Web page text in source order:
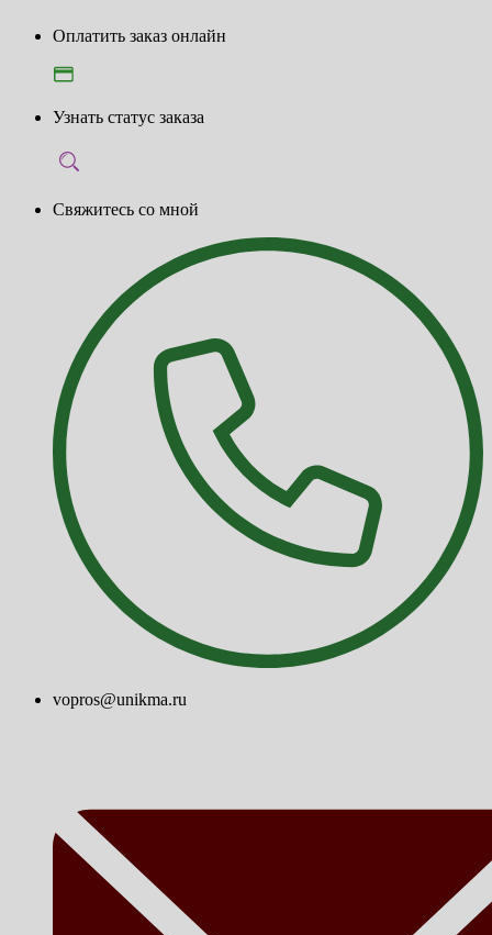
Оплатить заказ онлайн
Узнать статус заказа
Свяжитесь со мной
vopros@unikma.ru